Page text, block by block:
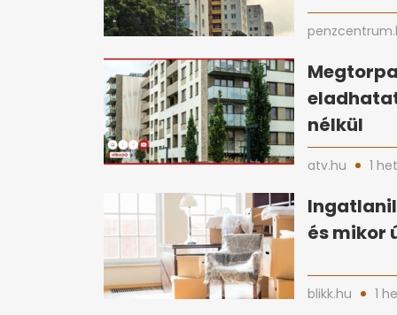
nélkül
atv.hu 1
és mikor
blikk.hu 1